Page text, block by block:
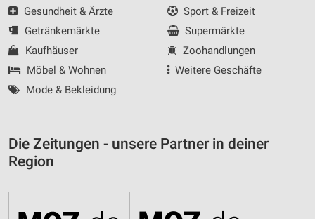
Gesundheit & Ärzte
Getränkemärkte
Kaufhäuser
Möbel & Wohnen
Mode & Bekleidung
Sport & Freizeit
Supermärkte
Zoohandlungen
Weitere Geschäfte
Die Zeitungen - unsere Partner in deiner
Region